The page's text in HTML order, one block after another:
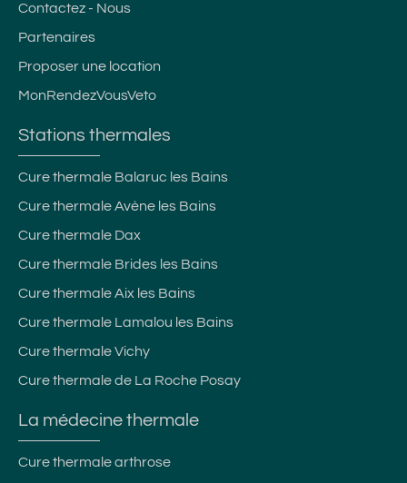
Contactez - Nous
Partenaires
Proposer une location
MonRendezVousVeto
Stations thermales
Cure thermale Balaruc les Bains
Cure thermale Avène les Bains
Cure thermale Dax
Cure thermale Brides les Bains
Cure thermale Aix les Bains
Cure thermale Lamalou les Bains
Cure thermale Vichy
Cure thermale de La Roche Posay
La médecine thermale
Cure thermale arthrose